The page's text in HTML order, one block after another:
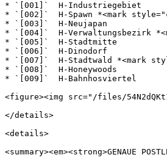
* `[001]`  H-Industriegebiet
* `[002]`  H-Spawn *<mark
* `[003]`  H-Neujapan
* `[004]`  H-Verwaltungsbezirk
* `[005]`  H-Stadtmitte
* `[006]`  H-Dinodorf
* `[007]`  H-Stadtwald *<mark
* `[008]`  H-Honeywoods
* `[009]`  H-Bahnhosviertel
<figure><img src="/files/
</details>
<details>
<summary><em><strong>GENAUE